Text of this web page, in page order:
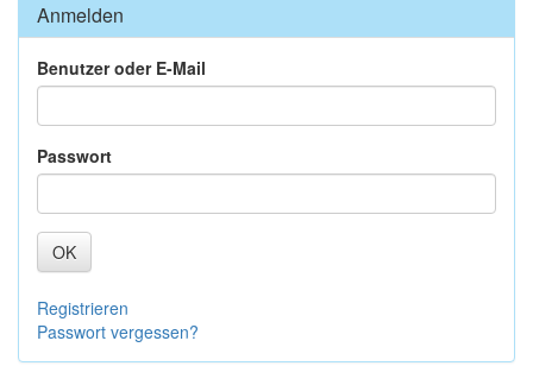
Anmelden
Benutzer oder E-Mail
Passwort
OK
Registrieren
Passwort vergessen?